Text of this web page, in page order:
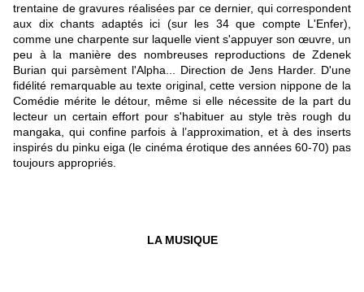
trentaine de gravures réalisées par ce dernier, qui correspondent
aux dix chants adaptés ici (sur les 34 que compte L'Enfer),
comme une charpente sur laquelle vient s'appuyer son œuvre, un
peu à la manière des nombreuses reproductions de Zdenek
Burian qui parsèment l'Alpha... Direction de Jens Harder. D'une
fidélité remarquable au texte original, cette version nippone de la
Comédie mérite le détour, même si elle nécessite de la part du
lecteur un certain effort pour s'habituer au style très rough du
mangaka, qui confine parfois à l’approximation, et à des inserts
inspirés du pinku eiga (le cinéma érotique des années 60-70) pas
toujours appropriés.
LA MUSIQUE